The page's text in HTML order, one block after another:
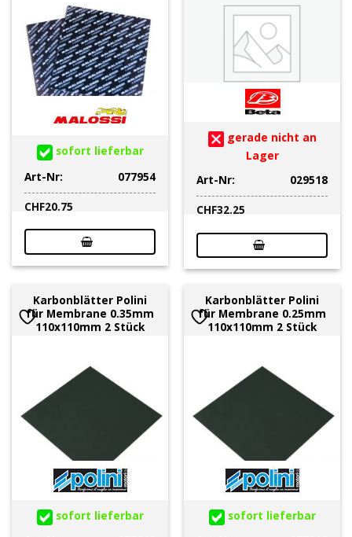
sofort lieferbar
Art-Nr:
077954
CHF20.75
gerade nicht an
Lager
Art-Nr:
029518
CHF32.25
Karbonblätter Polini
für Membrane 0.35mm
110x110mm 2 Stück
sofort lieferbar
Karbonblätter Polini
für Membrane 0.25mm
110x110mm 2 Stück
sofort lieferbar